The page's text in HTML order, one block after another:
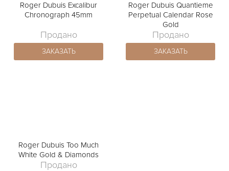
Roger Dubuis Excalibur
Chronograph 45mm
Продано
ЗАКАЗАТЬ
Roger Dubuis Quantieme
Perpetual Calendar Rose
Gold
Продано
ЗАКАЗАТЬ
Roger Dubuis Too Much
White Gold & Diamonds
Продано